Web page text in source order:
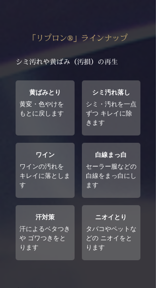
「リプロン®」ラインナップ
シミ汚れや黄ばみ（汚損）の再生
黄ばみとり
黄変・色やけを
もとに戻します
シミ汚れ落し
シミ・汚れを一点
ずつ キレイに除
きます
ワイン
ワインの汚れを
キレイに落としま
す
白線まっ白
セーラー服などの
白線をまっ白にし
ます
汗対策
汗によるベタつき
や ゴワつきをと
ります
ニオイとり
タバコやペットな
どの ニオイをと
ります